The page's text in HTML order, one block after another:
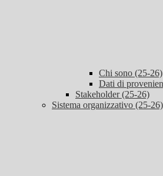
Chi sono (25-26)
Dati di
Stakeholder (25-26)
Sistema organizzativo (25-26)